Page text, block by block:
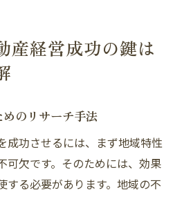
産経営成功の鍵は
のリサーチ手法
成功させるには、まず地域特性
可欠です。そのためには、効果
する必要があります。地域の不